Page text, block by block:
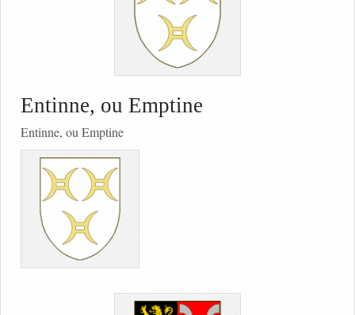
Entinne, ou Emptine
Entinne, ou Emptine